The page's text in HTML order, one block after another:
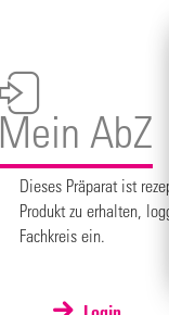
Mein AbZ
Dieses Präparat ist
Produkt zu erhalten,
Fachkreis ein.